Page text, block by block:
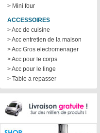
> Mini four
ACCESSOIRES
> Acc de cuisine
> Acc entretien de la maison
> Acc Gros electromenager
> Acc pour le corps
> Acc pour le linge
> Table a repasser